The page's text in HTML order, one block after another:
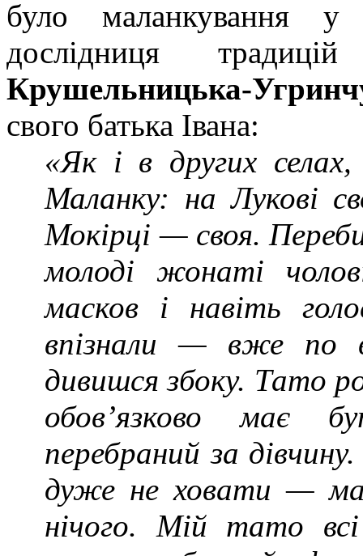
було маланкування
дослідниця
Крушельницька-
свого батька Івана:
«Як і в других
Маланку: на Лукові
Мокірці — своя.
молоді жонаті
масков і навіть
впізнали — вже по
дивишся збоку. Тато
обов’язково має
перебраний за
дуже не ховати —
нічого. Мій тато